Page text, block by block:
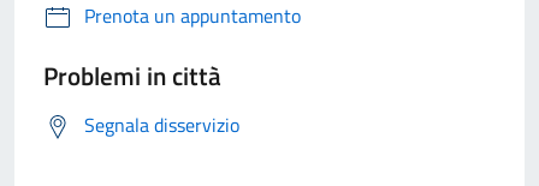
Prenota un appuntamento
Problemi in città
Segnala disservizio